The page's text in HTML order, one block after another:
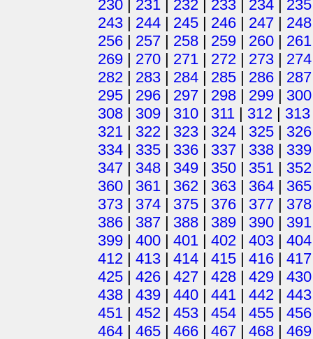
230 | 231 | 232 | 233 | 234 | 235
243 | 244 | 245 | 246 | 247 | 248
256 | 257 | 258 | 259 | 260 | 261
269 | 270 | 271 | 272 | 273 | 274
282 | 283 | 284 | 285 | 286 | 287
295 | 296 | 297 | 298 | 299 | 300
308 | 309 | 310 | 311 | 312 | 313
321 | 322 | 323 | 324 | 325 | 326
334 | 335 | 336 | 337 | 338 | 339
347 | 348 | 349 | 350 | 351 | 352
360 | 361 | 362 | 363 | 364 | 365
373 | 374 | 375 | 376 | 377 | 378
386 | 387 | 388 | 389 | 390 | 391
399 | 400 | 401 | 402 | 403 | 404
412 | 413 | 414 | 415 | 416 | 417
425 | 426 | 427 | 428 | 429 | 430
438 | 439 | 440 | 441 | 442 | 443
451 | 452 | 453 | 454 | 455 | 456
464 | 465 | 466 | 467 | 468 | 469